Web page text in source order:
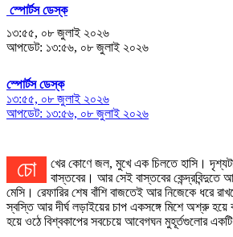
স্পোর্টস ডেস্ক
১৩:৫৫, ০৮ জুলাই ২০২৬
আপডেট: ১৩:৫৬, ০৮ জুলাই ২০২৬
স্পোর্টস ডেস্ক
১৩:৫৫, ০৮ জুলাই ২০২৬
আপডেট: ১৩:৫৬, ০৮ জুলাই ২০২৬
চোখের কোণে জল, মুখে এক চিলতে হাসি। দৃশ্যটা কোনো সিনেমার নয়,
বাস্তবের। আর সেই বাস্তবের কেন্দ্রবিন্দুতে
মেসি। রেফারির শেষ বাঁশি বাজতেই আর নিজেকে ধরে
স্বস্তি আর দীর্ঘ লড়াইয়ের চাপ একসঙ্গে মিশে অশ্রু
হয়ে ওঠে বিশ্বকাপের সবচেয়ে আবেগঘন মুহূর্তগুলোর